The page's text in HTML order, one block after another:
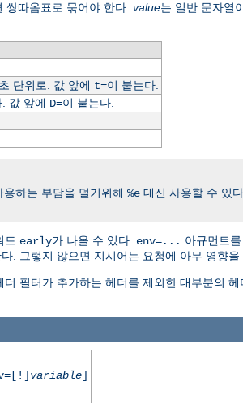
쌍따옴표로 묶어야 한다. value는 일반 문자열
단위로. 값 앞에 t=이 붙는다.
값 앞에 D=이 붙는다.
용하는 부담을 덜기위해 %e 대신 사용할 수 있
드 early가 나올 수 있다. env=... 아규먼트
. 그렇지 않으면 지시어는 요청에 아무 영향을
필터가 추가하는 헤더를 제외한 대부분의
variable]